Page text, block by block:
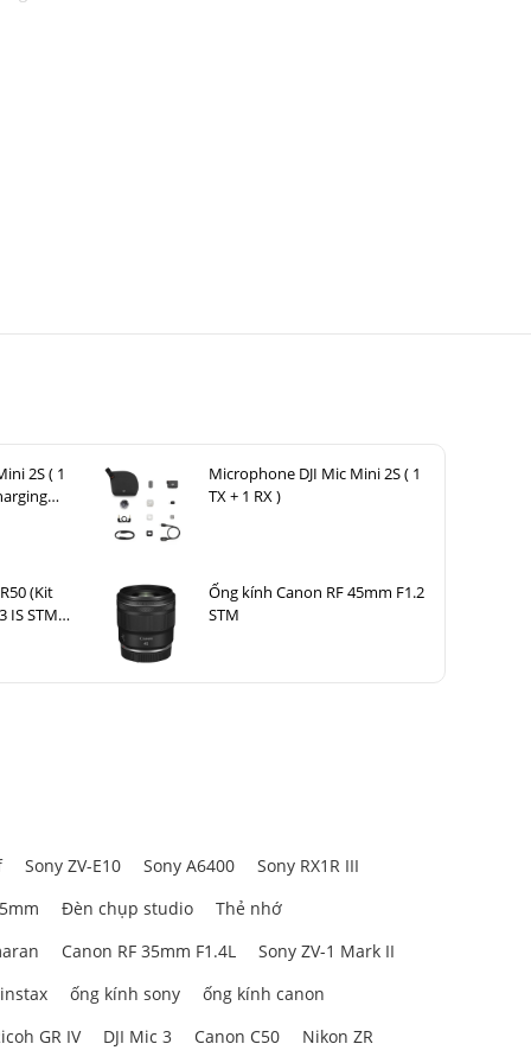
ồn, đặc
nét. Ống
giúp
thiện độ
2S ( 1
Microphone DJI Mic Mini 2S ( 1
TX + 1 RX )
(Kit
IS STM
Ống kính Canon RF 45mm F1.2
STM
Sony ZV-E10 Sony A6400
Sony RX1R III
Đèn chụp studio
Thẻ nhớ
Canon RF 35mm F1.4L
Sony ZV-1 Mark II
ống kính sony
ống kính canon
GR IV DJI Mic 3 Canon C50 Nikon ZR